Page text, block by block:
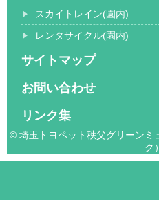
スカイトレイン(園内)
レンタサイクル(園内)
サイトマップ
お問い合わせ
リンク集
© 埼玉トヨペット秩父グリーンミ
ク）